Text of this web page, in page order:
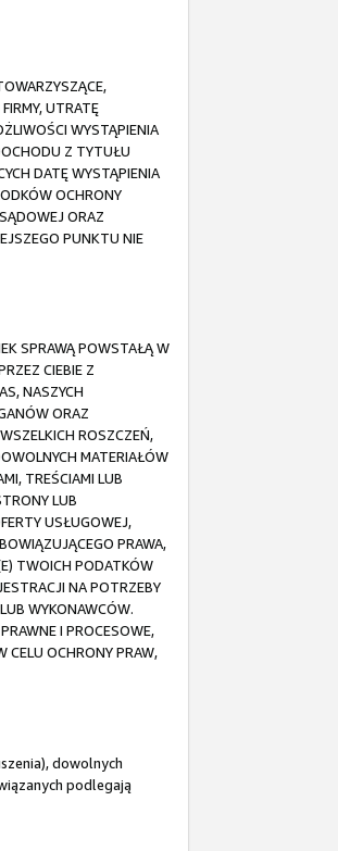
UTRATĘ
WYSTĄPIENIA
Z TYTUŁU
DATĘ WYSTĄPIENIA
OCHRONY
ORAZ
PUNKTU NIE
SPRAWĄ POWSTAŁĄ W
CIEBIE Z
NASZYCH
ORAZ
ROSZCZEŃ,
MATERIAŁÓW
TREŚCIAMI LUB
LUB
USŁUGOWEJ,
PRAWA,
TWOICH PODATKÓW
NA POTRZEBY
WYKONAWCÓW.
I PROCESOWE,
CELU OCHRONY PRAW,
dowolnych
podlegają